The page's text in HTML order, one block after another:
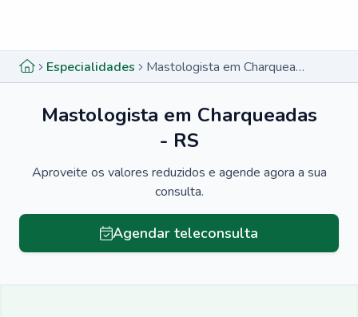
Especialidades Mastologista em Charqueadas - RS
Mastologista em Charqueadas
- RS
Aproveite os valores reduzidos e agende agora a sua
consulta.
Agendar teleconsulta